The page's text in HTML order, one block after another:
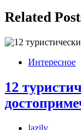
записям
Related
Интересное
12